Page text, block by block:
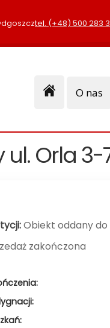
tel. (+48) 500 283
StartO nas
Orla 3-
Obiekt oddany do
zakończona